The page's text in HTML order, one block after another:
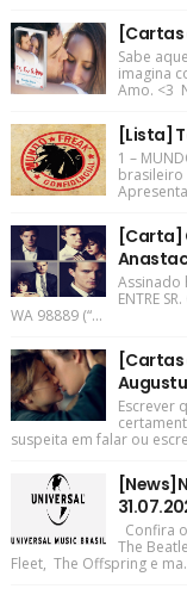
[Cartas
Sabe
imagina
Amo. <3
[Lista]
1 –
brasileiro
[Carta]
Assinado
ENTRE
WA 98889 (“...
[Cartas
Escrever
suspeita em falar ou
Confira
The
Fleet, The Offspring e